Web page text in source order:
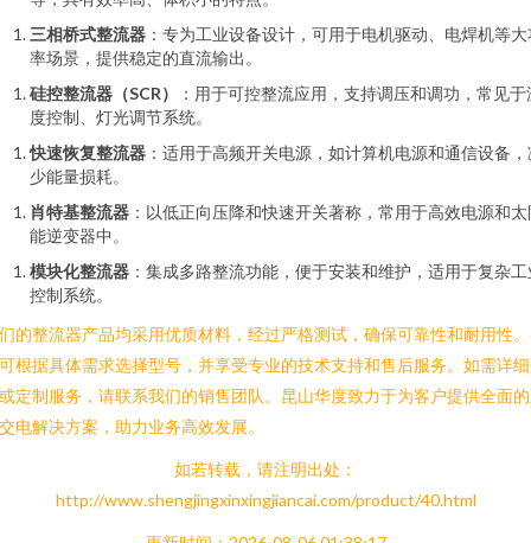
三相桥式整流器 ：专为工业设备设计，可用于电机驱动、电焊机等大
率场景，提供稳定的直流输出。
硅控整流器（SCR）
：用于可控整流应用，支持调压和调功，常见于
度控制、灯光调节系统。
快速恢复整流器 ：适用于高频开关电源，如计算机电源和通信设备，
少能量损耗。
肖特基整流器 ：以低正向压降和快速开关著称，常用于高效电源和太
能逆变器中。
模块化整流器 ：集成多路整流功能，便于安装和维护，适用于复杂工
控制系统。
的整流器产品均采用优质材料，经过严格测试，确保可靠性和耐用性
根据具体需求选择型号，并享受专业的技术支持和售后服务。如需详
定制服务，请联系我们的销售团队。昆山华度致力于为客户提供全面
电解决方案，助力业务高效发展。
如若转载，请注明出处：
http://www.shengjingxinxingjiancai.com/product/40.html